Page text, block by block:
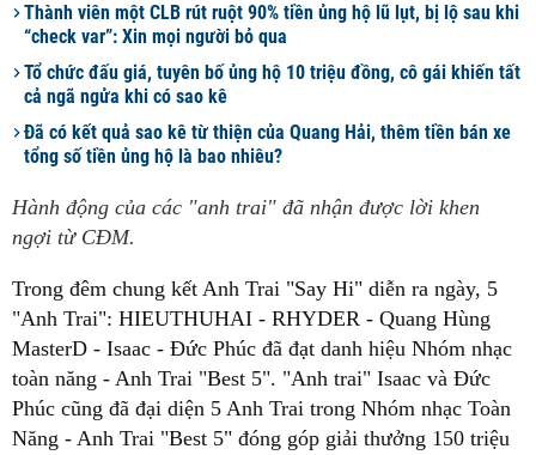
Thành viên một CLB rút ruột 90% tiền ủng hộ lũ lụt, bị lộ sau khi
“check var”: Xin mọi người bỏ qua
Tổ chức đấu giá, tuyên bố ủng hộ 10 triệu đồng, cô gái khiến tất
cả ngã ngửa khi có sao kê
Đã có kết quả sao kê từ thiện của Quang Hải, thêm tiền bán xe
tổng số tiền ủng hộ là bao nhiêu?
Hành động của các "anh trai" đã nhận được lời khen
ngợi từ CĐM.
Trong đêm chung kết Anh Trai "Say Hi" diễn ra ngày, 5
"Anh Trai": HIEUTHUHAI - RHYDER - Quang Hùng
MasterD - Isaac - Đức Phúc đã đạt danh hiệu Nhóm nhạc
toàn năng - Anh Trai "Best 5". "Anh trai" Isaac và Đức
Phúc cũng đã đại diện 5 Anh Trai trong Nhóm nhạc Toàn
Năng - Anh Trai "Best 5" đóng góp giải thưởng 150 triệu